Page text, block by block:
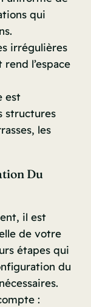
qui
irrégulières
l’espace
est
structures
les
Du
il est
de votre
étapes qui
du
: